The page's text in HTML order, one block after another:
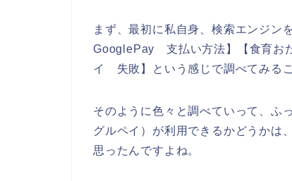
まず、最初に私自身、検索エンジン
GooglePay 支払い方法】【食育お
イ 失敗】という感じで調べてみるこ
そのように色々と調べていって、ふ
グルペイ）が利用できるかどうかは
思ったんですよね。